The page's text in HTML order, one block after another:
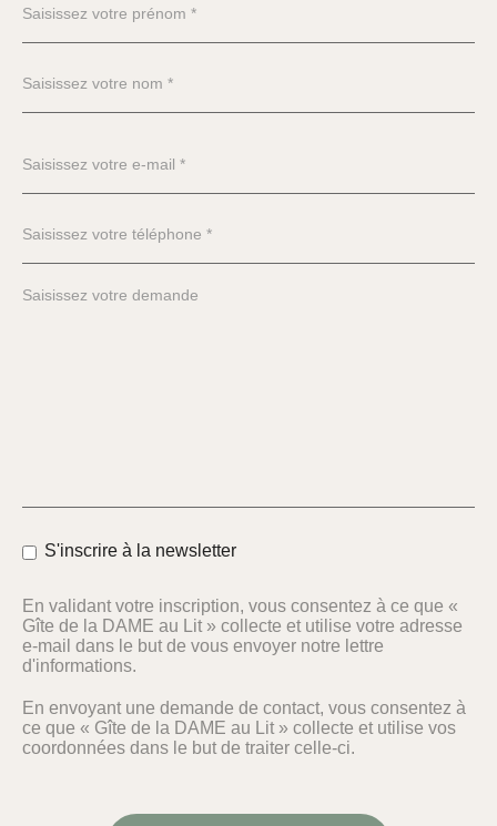
S'inscrire à la newsletter
En validant votre inscription, vous consentez à ce que «
Gîte de la DAME au Lit » collecte et utilise votre adresse
e-mail dans le but de vous envoyer notre lettre
d'informations.
En envoyant une demande de contact, vous consentez à
ce que « Gîte de la DAME au Lit » collecte et utilise vos
coordonnées dans le but de traiter celle-ci.